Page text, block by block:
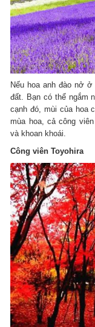
Nếu hoa anh đào nở
đất. Bạn có thể ngắm
cạnh đó, mùi của hoa
mùa hoa, cả công
và khoan khoái.
Công viên Toyohira